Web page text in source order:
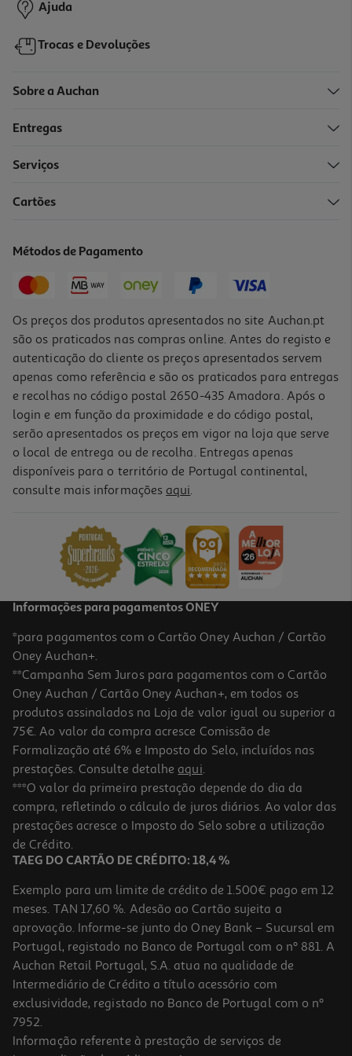
-67%
Price reduced from
3,00 €to
Promoção
-63%
Pintura Por Números Auchan Amigos Peludos Modelos Sortidos
Price reduced from
-11%
Conjunto Criativo Giotto Be-Bé My Little Feet
19.99 €/un
Price reduced from
22,49 €to
19,99 €
Promoção
-24%
Ajuda
Trocas e Devoluções
Sobre a Auchan
Entregas
Serviços
Cartões
Métodos de Pagamento
Os preços dos produtos apresentados no site Auchan.pt
são os praticados nas compras online. Antes do registo e
autenticação do cliente os preços apresentados servem
apenas como referência e são os praticados para entregas
e recolhas no código postal 2650-435 Amadora. Após o
login e em função da proximidade e do código postal,
serão apresentados os preços em vigor na loja que serve
o local de entrega ou de recolha. Entregas apenas
disponíveis para o território de Portugal continental,
consulte mais informações aqui.
Informações para pagamentos ONEY
*para pagamentos com o Cartão Oney Auchan / Cartão
Oney Auchan+.
**Campanha Sem Juros para pagamentos com o Cartão
Oney Auchan / Cartão Oney Auchan+, em todos os
produtos assinalados na Loja de valor igual ou superior a
75€. Ao valor da compra acresce Comissão de
Formalização até 6% e Imposto do Selo, incluídos nas
prestações. Consulte detalhe aqui.
***O valor da primeira prestação depende do dia da
compra, refletindo o cálculo de juros diários. Ao valor das
prestações acresce o Imposto do Selo sobre a utilização
de Crédito.
TAEG DO CARTÃO DE CRÉDITO: 18,4 %
Exemplo para um limite de crédito de 1.500€ pago em 12
meses. TAN 17,60 %. Adesão ao Cartão sujeita a
aprovação. Informe-se junto do Oney Bank – Sucursal em
Portugal, registado no Banco de Portugal com o nº 881. A
Auchan Retail Portugal, S.A. atua na qualidade de
Intermediário de Crédito a título acessório com
exclusividade, registado no Banco de Portugal com o nº
7952.
Informação referente à prestação de serviços de